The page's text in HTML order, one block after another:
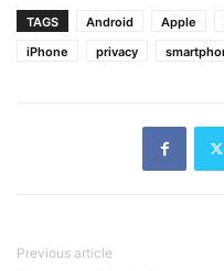
TAGS Android Apple
iPhone
privacy
Previous article